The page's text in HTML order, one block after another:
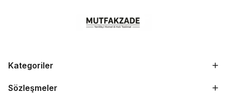
Kategoriler
Sözleşmeler